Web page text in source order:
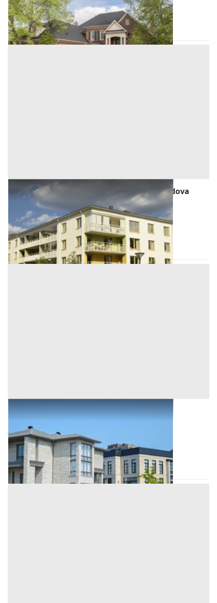
Pernumia (Padova)
Codice asta:AJ7353490
Asta chiusa
Abitazione di Tipo Economico all'asta a Padova
Pernumia (Padova)
Offerta minima
99.840 € 133.120 €
Codice asta: AJ7155723
Asta chiusa
Abitazione di Tipo Civile all'asta a Padova
Pernumia (Padova)
45.000 € 60.000 €
Codice asta:02474151
Asta chiusa